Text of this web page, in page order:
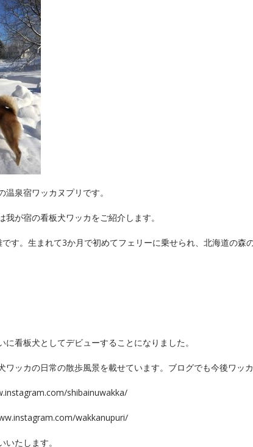
泉宿ワッカヌプリです。
が宿の看板犬ワッカをご紹介します。
す。生まれて3か月で初めてフェリーに乗せられ、北海道の森
に看板犬としてデビューすることになりました。
ワッカの日常の散歩風景を載せています。ブログでも今後ワッ
shibainuwakka/
wakkanupuri/
たします。